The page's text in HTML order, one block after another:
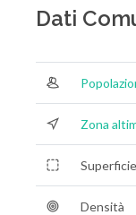
Dati
Zona
Superficie
Densità